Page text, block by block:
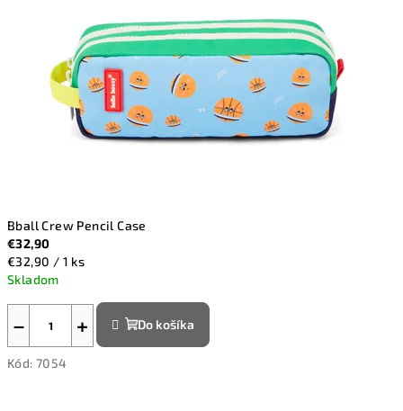
r
e
c
e
l
Bball Crew Pencil Case
€32,90
Jednotková
cena:
€32,90 / 1 ks
Skladom
+
− Do košíka
Kód: 7054